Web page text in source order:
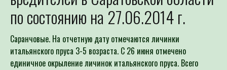
по состоянию на 27.06.2014 г.
Саранчовые. На отчетную дату отмечаются личинки
итальянского пруса 3-5 возраста. С 26 июня отмечено
единичное окрыление личинок итальянского пруса. Всего